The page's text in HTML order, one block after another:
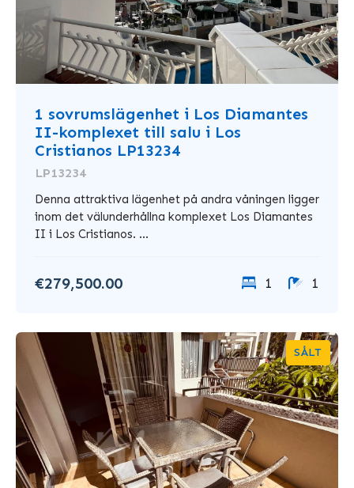
1 sovrumslägenhet i Los Diamantes
II-komplexet till salu i Los
Cristianos LP13234
LP13234
Denna attraktiva lägenhet på andra våningen ligger
inom det välunderhållna komplexet Los Diamantes
II i Los Cristianos. ...
€279,500.00 1 1
SÅLT